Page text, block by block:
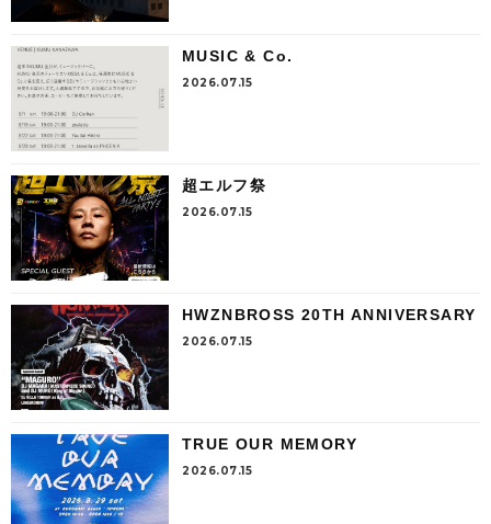
MUSIC & Co.
2026.07.15
超エルフ祭
2026.07.15
HWZNBROSS 20TH ANNIVERSARY
2026.07.15
TRUE OUR MEMORY
2026.07.15